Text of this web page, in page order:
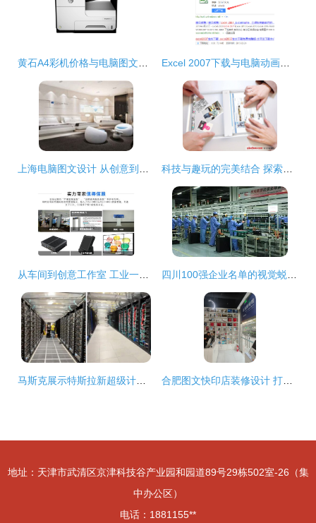
地址：天津市武清区京津科技谷产业园和园道89号29栋502室-26（集
中办公区）
电话：1881155**